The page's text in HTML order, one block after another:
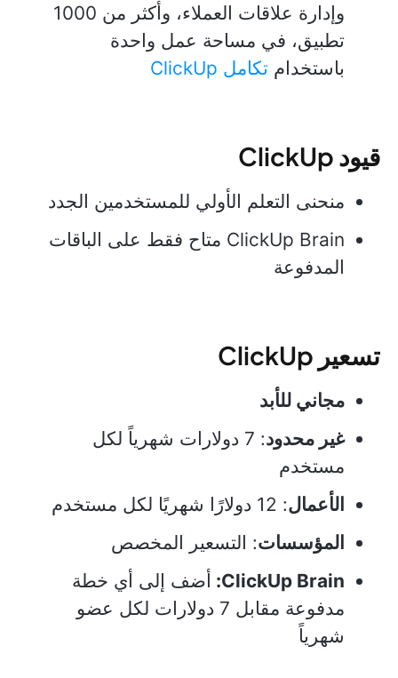
وإدارة علاقات العملاء، وأكثر من 1000
تطبيق، في مساحة عمل واحدة
باستخدام تكامل ClickUp
قيود ClickUp
منحنى التعلم الأولي للمستخدمين الجدد
ClickUp Brain متاح فقط على الباقات
المدفوعة
تسعير ClickUp
مجاني للأبد
غير محدود
: 7 دولارات شهرياً لكل
مستخدم
الأعمال: 12 دولارًا شهريًا لكل مستخدم
المؤسسات: التسعير المخصص
ClickUp Brain: أضف إلى أي خطة
مدفوعة مقابل 7 دولارات لكل عضو
شهرياً